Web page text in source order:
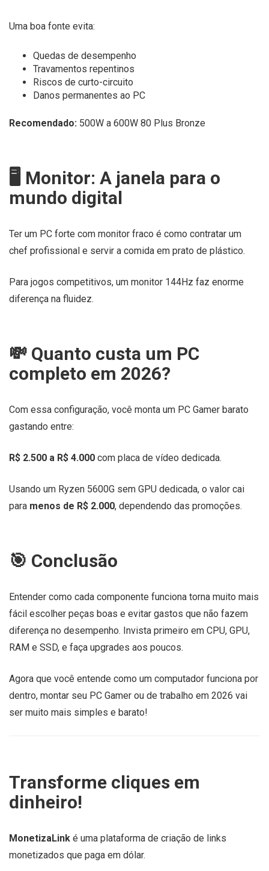
Uma boa fonte evita:
Quedas de desempenho
Travamentos repentinos
Riscos de curto-circuito
Danos permanentes ao PC
Recomendado: 500W a 600W 80 Plus Bronze
🖥️ Monitor: A janela para o
mundo digital
Ter um PC forte com monitor fraco é como contratar um
chef profissional e servir a comida em prato de plástico.
Para jogos competitivos, um monitor 144Hz faz enorme
diferença na fluidez.
💸 Quanto custa um PC
completo em 2026?
Com essa configuração, você monta um PC Gamer barato
gastando entre:
R$ 2.500 a R$ 4.000 com placa de vídeo dedicada.
Usando um Ryzen 5600G sem GPU dedicada, o valor cai
para menos de R$ 2.000, dependendo das promoções.
🎯 Conclusão
Entender como cada componente funciona torna muito mais
fácil escolher peças boas e evitar gastos que não fazem
diferença no desempenho. Invista primeiro em CPU, GPU,
RAM e SSD, e faça upgrades aos poucos.
Agora que você entende como um computador funciona por
dentro, montar seu PC Gamer ou de trabalho em 2026 vai
ser muito mais simples e barato!
Transforme cliques em
dinheiro!
MonetizaLink é uma plataforma de criação de links
monetizados que paga em dólar.